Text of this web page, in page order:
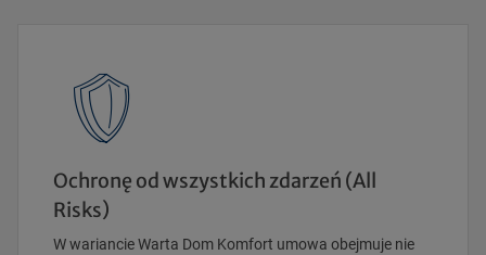
Ochronę od wszystkich zdarzeń (All
Risks)
W wariancie Warta Dom Komfort umowa obejmuje nie